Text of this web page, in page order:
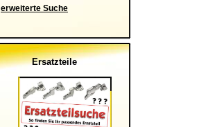
erweiterte Suche
Ersatzteile